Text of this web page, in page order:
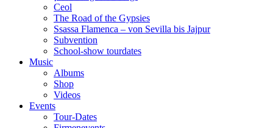
Ceol
The Road of the Gypsies
Ssassa Flamenca – von Sevilla bis Jajpur
Subvention
School-show tourdates
Music
Albums
Shop
Videos
Events
Tour-Dates